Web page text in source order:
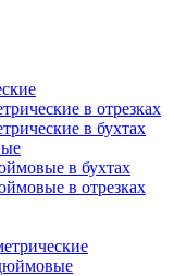
в отрезках
в бухтах
в бухтах
в отрезках